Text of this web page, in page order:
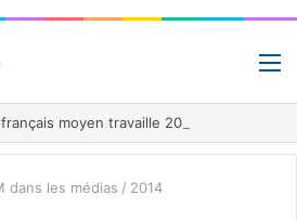
dans les médias / 2014